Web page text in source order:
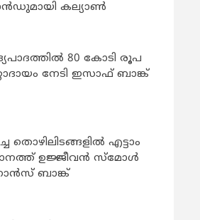
കല്യാണ്‍
80 കോടി രൂപ
നേടി ഇസാഫ് ബാങ്ക്
തൊഴിലിടങ്ങളിൽ എട്ടാം
ഉജ്ജീവൻ സ്മോൾ
ബാങ്ക്